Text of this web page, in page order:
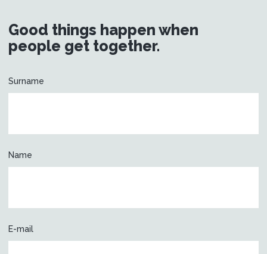
Good things happen when
people get together.
Surname
Name
E-mail